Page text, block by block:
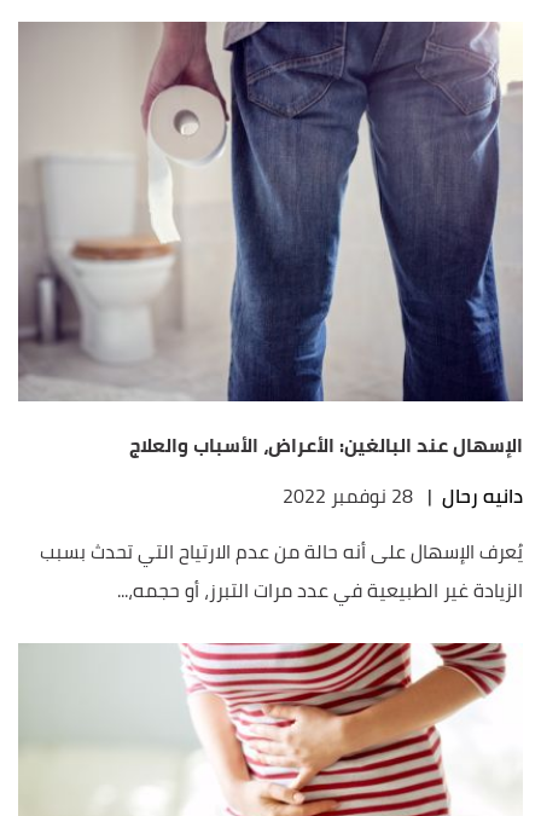
الإسهال عند البالغين: الأعراض، الأسباب والعلاج
دانيه رحال | 28 نوفمبر 2022
يُعرف الإسهال على أنه حالة من عدم الارتياح التي تحدث بسبب
الزيادة غير الطبيعية في عدد مرات التبرز، أو حجمه،...